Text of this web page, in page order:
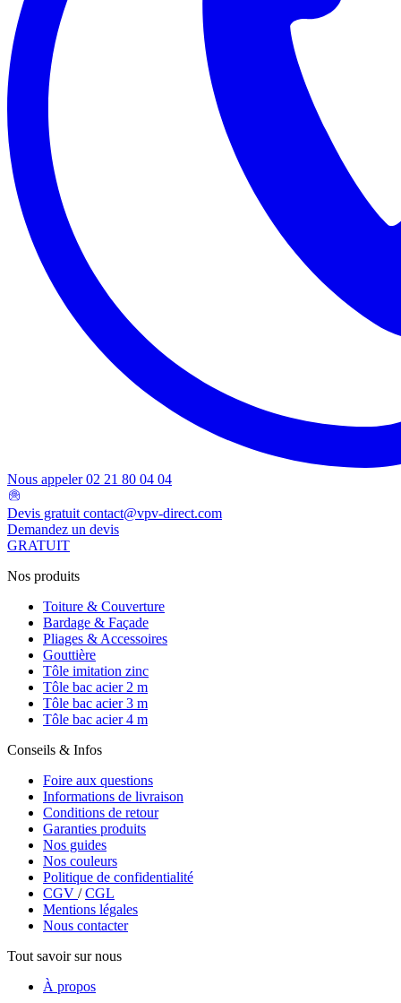
Nous appeler02 21 80 04 04
Devis gratuit contact@vpv-direct.com
Demandez un devis
GRATUIT
Nos produits
Toiture & Couverture
Bardage & Façade
Pliages & Accessoires
Gouttière
Tôle imitation zinc
Tôle bac acier 2 m
Tôle bac acier 3 m
Tôle bac acier 4 m
Conseils & Infos
Foire aux questions
Informations de livraison
Conditions de retour
Garanties produits
Nos guides
Nos couleurs
Politique de confidentialité
CGV /CGL
Mentions légales
Nous contacter
Tout savoir sur nous
À propos